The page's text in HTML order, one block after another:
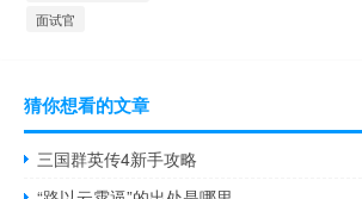
面试官
猜你想看的文章
三国群英传4新手攻略